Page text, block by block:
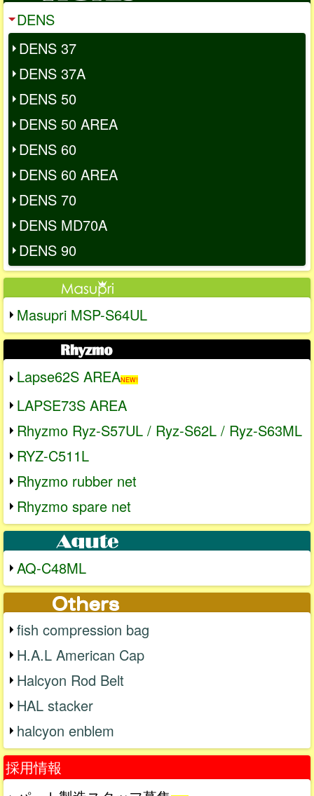
DENS
DENS 37
DENS 37A
DENS 50
DENS 50 AREA
DENS 60
DENS 60 AREA
DENS 70
DENS MD70A
DENS 90
Masupri MSP-S64UL
Lapse62S AREANEW!
LAPSE73S AREA
Rhyzmo Ryz-S57UL / Ryz-S62L / Ryz-S63ML
RYZ-C511L
Rhyzmo rubber net
Rhyzmo spare net
AQ-C48ML
fish compression bag
H.A.L American Cap
Halcyon Rod Belt
HAL stacker
halcyon enblem
採用情報